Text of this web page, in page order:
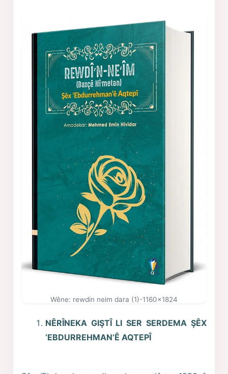
Wêne: rewdin neim dara (1)-1160x1824
NÊRÎNEKA GIŞTÎ LI SER SERDEMA ŞÊX
‘EBDURREHMAN’Ê AQTEPÎ